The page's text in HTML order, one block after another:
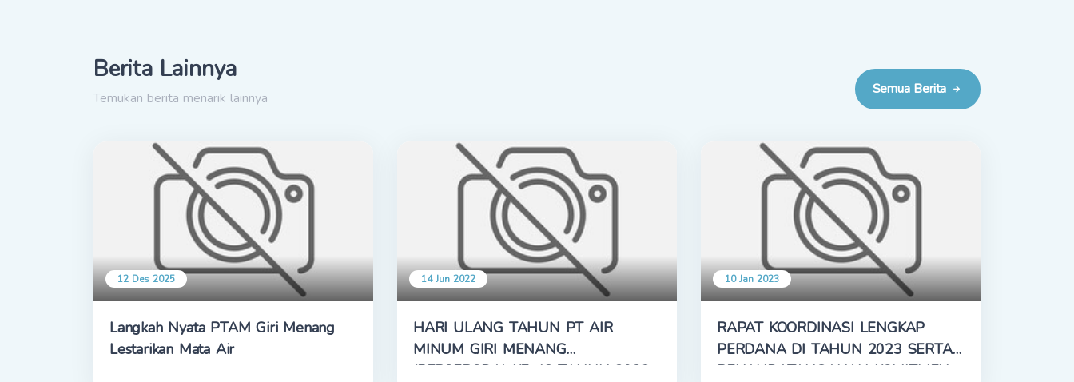
Berita Lainnya
Temukan berita menarik lainnya
Semua Berita
12 Des 2025
Langkah Nyata PTAM Giri Menang
Lestarikan Mata Air
14 Jun 2022
HARI ULANG TAHUN PT AIR
MINUM GIRI MENANG
(PERSERODA) KE-42 TAHUN 2022
10 Jan 2023
RAPAT KOORDINASI LENGKAP
PERDANA DI TAHUN 2023 SERTA
PENANDATANGANAN KOMITMEN